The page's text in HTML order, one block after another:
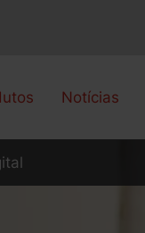
Notícias